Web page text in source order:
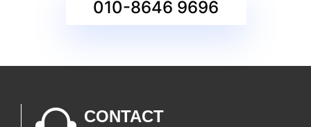
010-8646 9696
CONTACT